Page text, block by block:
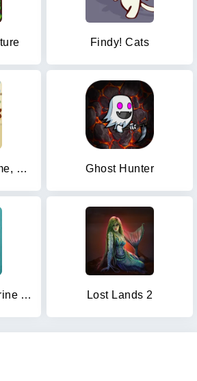
Findy! Cats
Cat Time - Cat Game, Match 3 Ghost Hunter
You Sunk - Submarine Attack Lost Lands 2